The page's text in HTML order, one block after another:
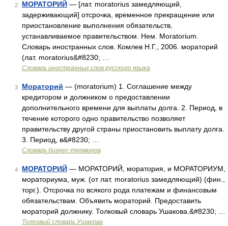
2 МОРАТОРИЙ — [лат. moratorius замедляющий,
задерживающий] отсрочка, временное прекращение или
приостановление выполнения обязательств,
устанавливаемое правительством. Нем. Moratorium.
Словарь иностранных слов. Комлев Н.Г., 2006. мораторий
(лат. moratorius&#8230; …
Словарь иностранных слов русского языка
3 Мораторий — (moratorium) 1. Соглашение между
кредитором и должником о предоставлении
дополнительного времени для выплаты долга. 2. Период, в
течение которого одно правительство позволяет
правительству другой страны приостановить выплату долга.
3. Период, в&#8230; …
Словарь бизнес-терминов
4 МОРАТОРИЙ — МОРАТОРИЙ, моратория, и МОРАТОРИУМ,
мораториума, муж. (от лат. moratorius замедляющий) (фин.,
торг.). Отсрочка по всякого рода платежам и финансовым
обязательствам. Объявить мораторий. Предоставить
мораторий должнику. Толковый словарь Ушакова.&#8230; …
Толковый словарь Ушакова